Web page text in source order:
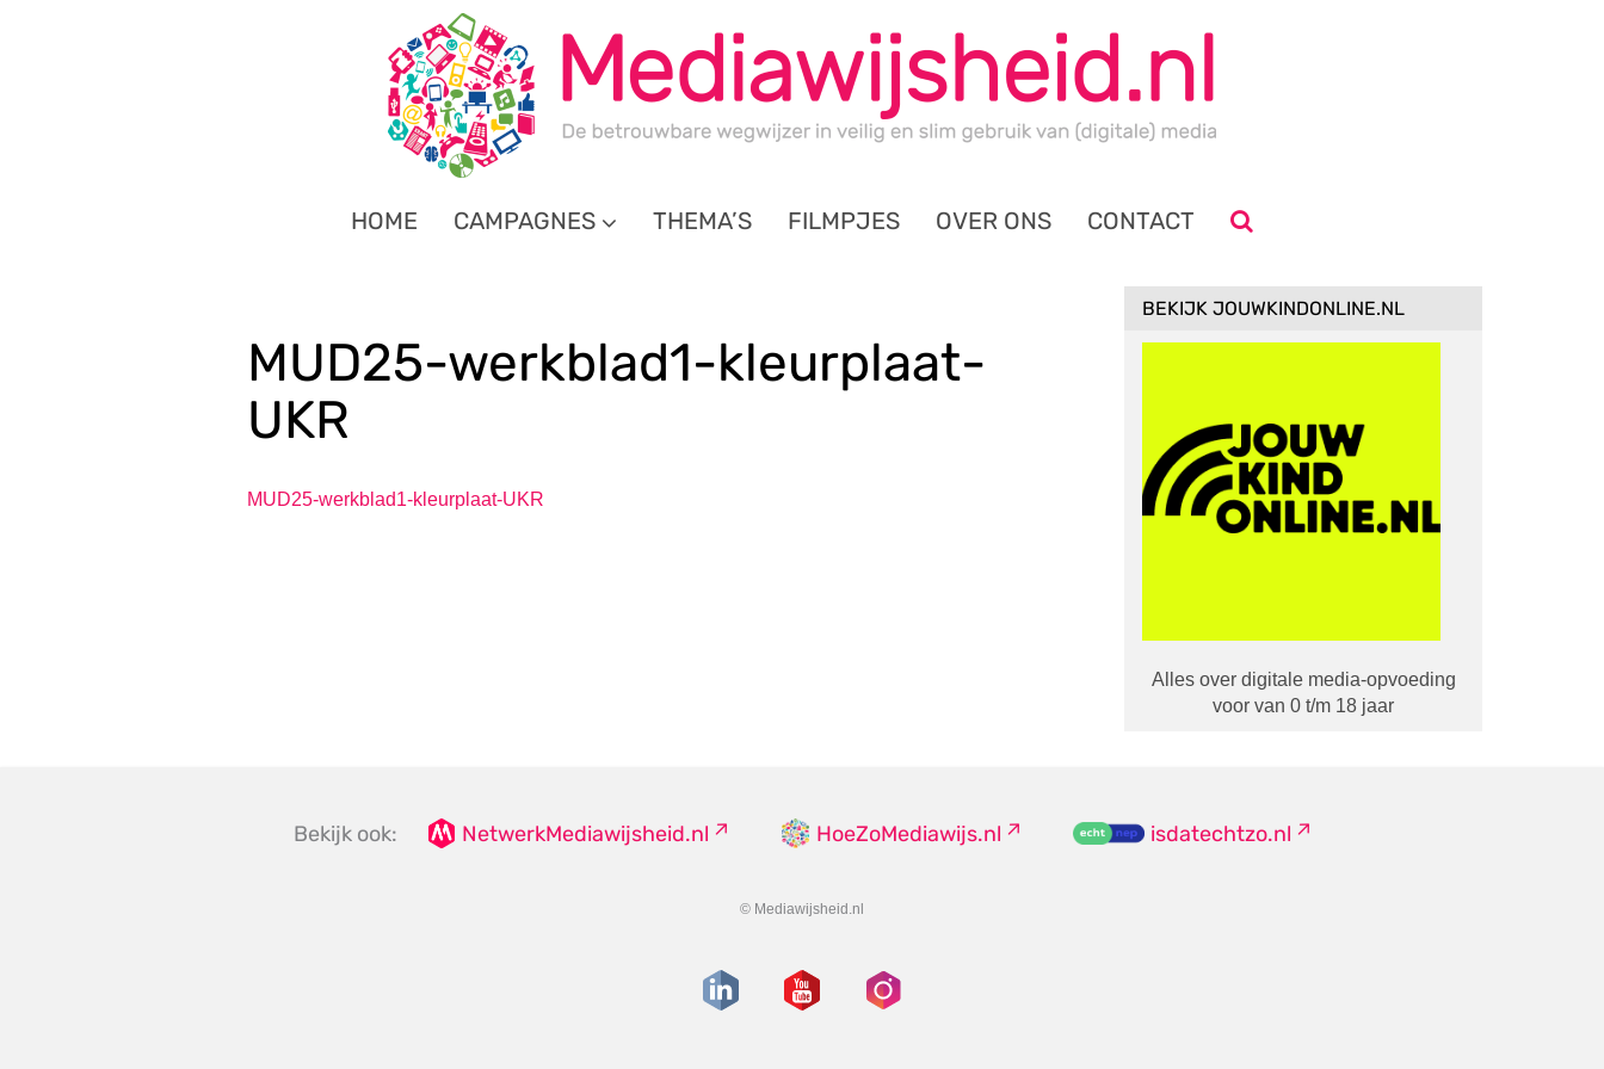
HOME CAMPAGNES THEMA’S FILMPJES OVER ONS CONTACT
MUD25-werkblad1-kleurplaat-
UKR
MUD25-werkblad1-kleurplaat-UKR
BEKIJK JOUWKINDONLINE.NL
Alles over digitale media-opvoeding
voor van 0 t/m 18 jaar
Bekijk ook: NetwerkMediawijsheid.nl HoeZoMediawijs.nl isdatechtzo.nl
© Mediawijsheid.nl